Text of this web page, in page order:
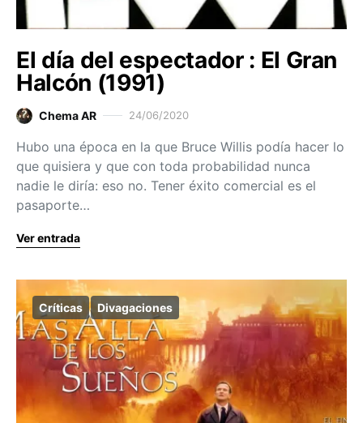
El día del espectador : El Gran
Halcón (1991)
Chema AR 24/06/2020
Hubo una época en la que Bruce Willis podía hacer lo
que quisiera y que con toda probabilidad nunca
nadie le diría: eso no. Tener éxito comercial es el
pasaporte…
Ver entrada
Críticas Divagaciones